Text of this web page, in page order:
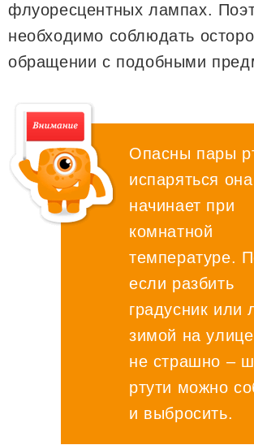
флуоресцентных лампах.
необходимо соблюдать
обращении с подобными
Опасны пары
испаряться она
начинает при
комнатной
температуре.
если разбить
градусник или
зимой на
не страшно –
ртути можно
и выбросить.